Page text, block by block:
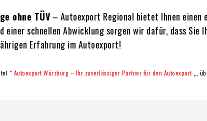
ohne TÜV – Autoexport Regional bietet Ihnen
schnellen Abwicklung sorgen wir dafür, dass
Erfahrung im Autoexport!
“ Autoexport Würzburg – Ihr zuverlässiger Partner für den Autoexport„,